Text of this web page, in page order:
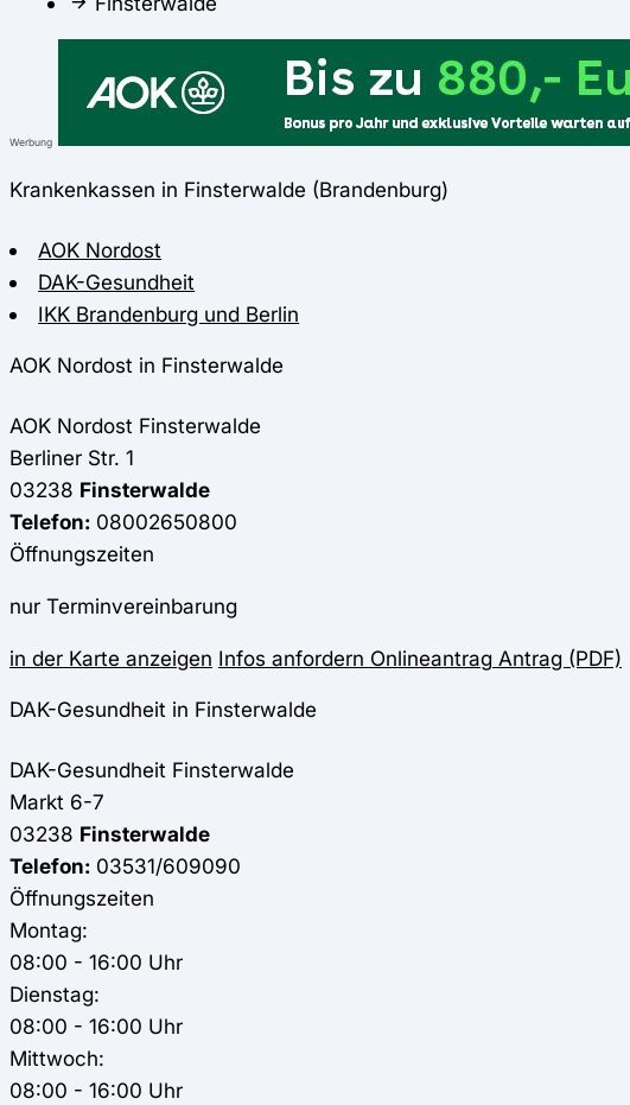
Werbung
Krankenkassen in Finsterwalde (Brandenburg)
AOK Nordost
DAK-Gesundheit
IKK Brandenburg und Berlin
AOK Nordost in Finsterwalde
AOK Nordost Finsterwalde
Berliner Str. 1
03238 Finsterwalde
Telefon: 08002650800
Öffnungszeiten
nur Terminvereinbarung
in der Karte anzeigen Infos anfordern Onlineantrag Antrag (PDF)
DAK-Gesundheit in Finsterwalde
DAK-Gesundheit Finsterwalde
Markt 6-7
03238 Finsterwalde
Telefon: 03531/609090
Öffnungszeiten
Montag:
08:00 - 16:00 Uhr
Dienstag:
08:00 - 16:00 Uhr
Mittwoch:
08:00 - 16:00 Uhr